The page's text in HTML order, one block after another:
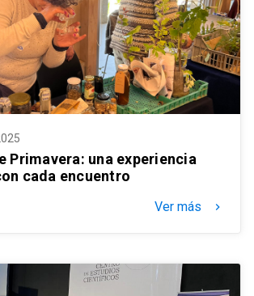
Primavera: una experiencia
cada encuentro
Ver más keyboard_arrow_right